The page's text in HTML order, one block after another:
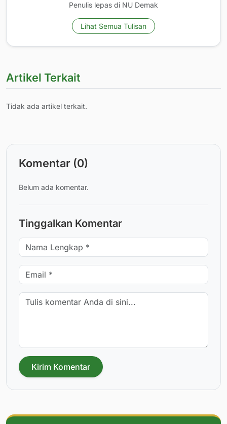
Penulis lepas di NU Demak
Lihat Semua Tulisan
Artikel Terkait
Tidak ada artikel terkait.
Komentar (0)
Belum ada komentar.
Tinggalkan Komentar
Kirim Komentar